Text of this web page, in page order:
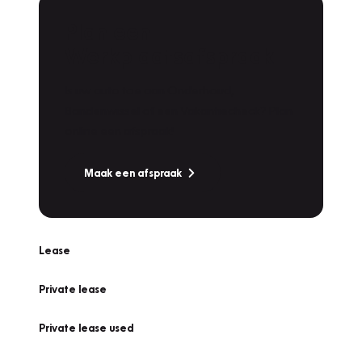
Maak een afspraak
Lease
Private lease
Private lease used